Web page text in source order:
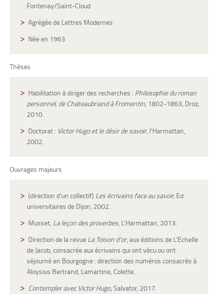
Fontenay/Saint-Cloud
Agrégée de Lettres Modernes
Née en 1963
Thèses
Habilitation à diriger des recherches : Philosophie du roman
personnel, de Chateaubriand à Fromentin , 1802-1863, Droz,
2010.
Doctorat : Victor Hugo et le désir de savoir, l’Harmattan,
2002.
Ouvrages majeurs
(direction d’un collectif) Les écrivains face au savoir, Ed.
universitaires de Dijon, 2002.
Musset, La leçon des proverbes, L’Harmattan, 2013.
Direction de la revue La Toison d’or, aux éditions de L’Echelle
de Jacob, consacrée aux écrivains qui ont vécu ou ont
séjourné en Bourgogne : direction des numéros consacrés à
Aloysius Bertrand, Lamartine, Colette.
Contempler avec Victor Hugo, Salvator, 2017.